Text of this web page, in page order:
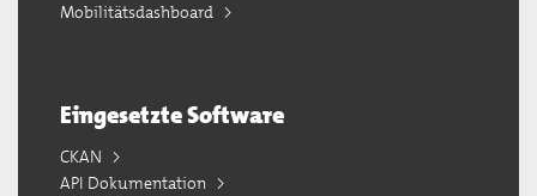
Mobilitätsdashboard
Eingesetzte Software
CKAN
API Dokumentation